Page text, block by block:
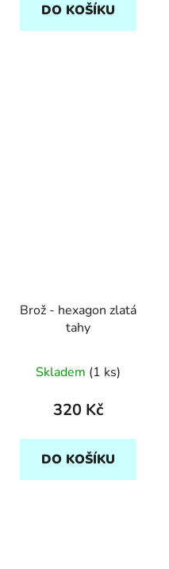
DO KOŠÍKU
Brož - hexagon zlatá
tahy
Skladem (1 ks)
320 Kč
DO KOŠÍKU